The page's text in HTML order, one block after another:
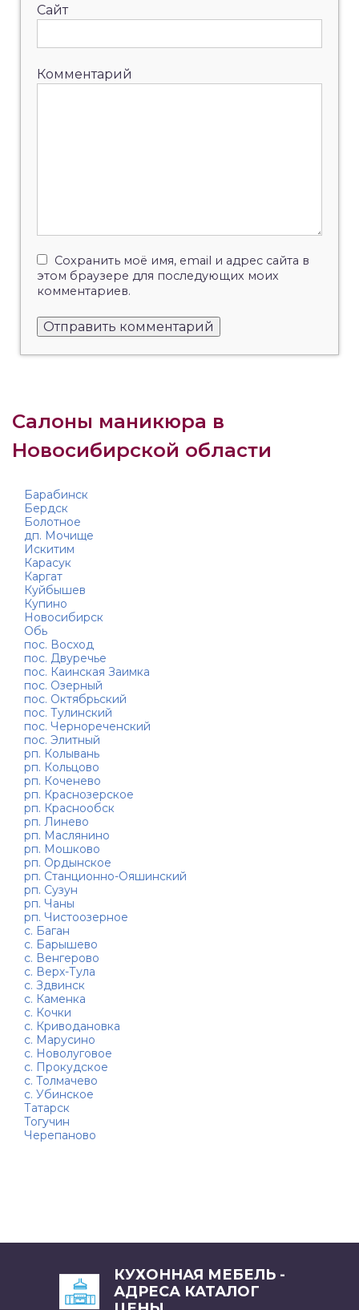
Сайт
Комментарий
Сохранить моё имя, email и адрес сайта в
этом браузере для последующих моих
комментариев.
Салоны маникюра в
Новосибирской области
Барабинск
Бердск
Болотное
дп. Мочище
Искитим
Карасук
Каргат
Куйбышев
Купино
Новосибирск
Обь
пос. Восход
пос. Двуречье
пос. Каинская Заимка
пос. Озерный
пос. Октябрьский
пос. Тулинский
пос. Чернореченский
пос. Элитный
рп. Колывань
рп. Кольцово
рп. Коченево
рп. Краснозерское
рп. Краснообск
рп. Линево
рп. Маслянино
рп. Мошково
рп. Ордынское
рп. Станционно-Ояшинский
рп. Сузун
рп. Чаны
рп. Чистоозерное
с. Баган
с. Барышево
с. Венгерово
с. Верх-Тула
с. Здвинск
с. Каменка
с. Кочки
с. Криводановка
с. Марусино
с. Новолуговое
с. Прокудское
с. Толмачево
с. Убинское
Татарск
Тогучин
Черепаново
КУХОННАЯ МЕБЕЛЬ -
АДРЕСА КАТАЛОГ